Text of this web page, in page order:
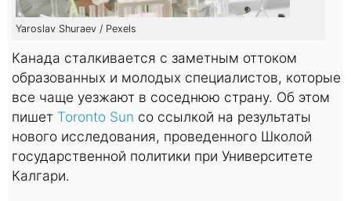
Yaroslav Shuraev / Pexels
Канада сталкивается с заметным оттоком
образованных и молодых специалистов, которые
все чаще уезжают в соседнюю страну. Об этом
пишет Toronto Sun со ссылкой на результаты
нового исследования, проведенного Школой
государственной политики при Университете
Калгари.